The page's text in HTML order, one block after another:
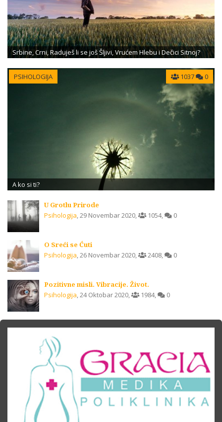
Srbine, Crni, Raduješ li se još Šljivi, Vrućem Hlebu i Dečici Sitnoj?
PSIHOLOGIJA 1037 0
A ko si ti?
U Grotlu Prirode
Psihologija,29 Novembar 2020, 1054, 0
O Sreći se Ćuti
Psihologija,26 Novembar 2020, 2408, 0
Pozitivne misli. Vibracije. Život.
Psihologija,24 Oktobar 2020, 1984, 0